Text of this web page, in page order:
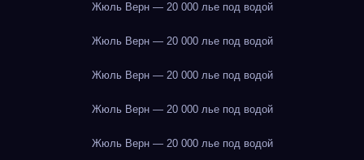
Жюль Верн — 20 000 лье под водой
Жюль Верн — 20 000 лье под водой
Жюль Верн — 20 000 лье под водой
Жюль Верн — 20 000 лье под водой
Жюль Верн — 20 000 лье под водой